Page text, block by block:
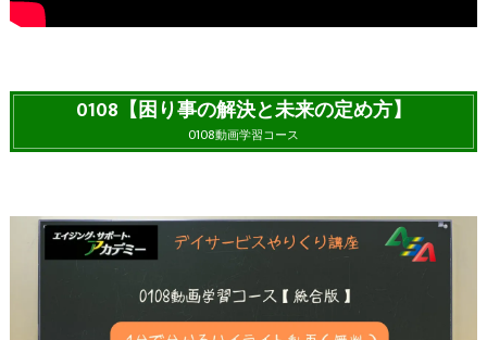
0108【困り事の解決と未来の定め方】
0108動画学習コース